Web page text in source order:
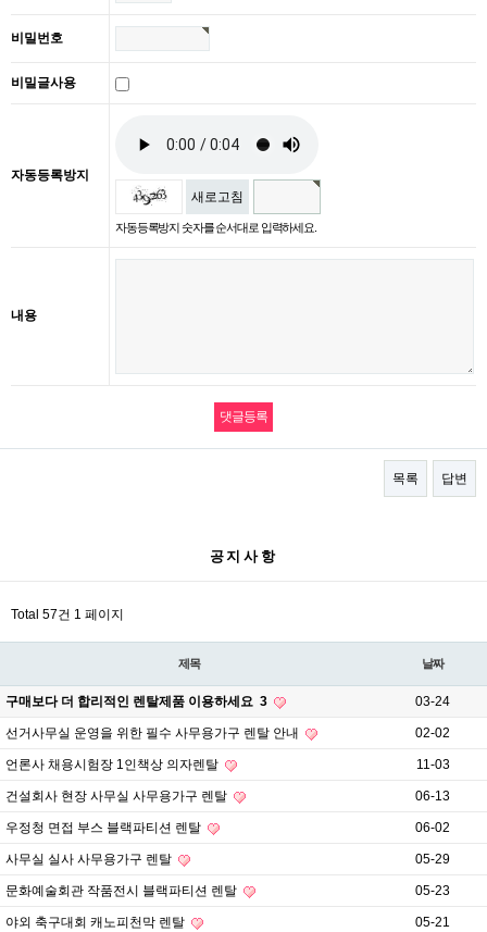
비밀번호
비밀글사용
자동등록방지
새로고침
자동등록방지 숫자를 순서대로 입력하세요.
내용
목록 답변
공지사항
Total 57건 1 페이지
제목 날짜
구매보다 더 합리적인 렌탈제품 이용하세요 3 03-24
선거사무실 운영을 위한 필수 사무용가구 렌탈 안내 02-02
언론사 채용시험장 1인책상 의자렌탈 11-03
건설회사 현장 사무실 사무용가구 렌탈 06-13
우정청 면접 부스 블랙파티션 렌탈 06-02
사무실 실사 사무용가구 렌탈 05-29
문화예술회관 작품전시 블랙파티션 렌탈 05-23
야외 축구대회 캐노피천막 렌탈 05-21